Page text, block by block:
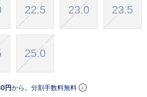
22.5 23.0 23.5
25.0
円から。分割手数料無料